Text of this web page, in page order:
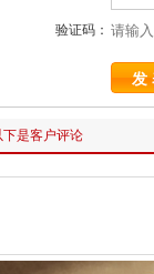
验证码：
下是客户评论